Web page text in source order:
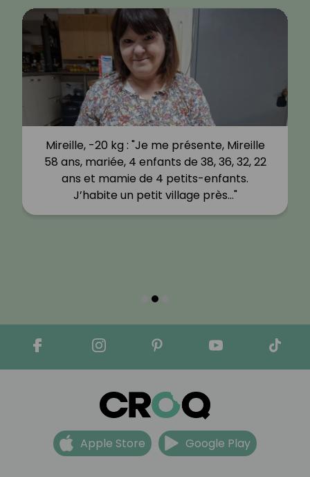
Mireille, -20 kg : "Je me présente, Mireille
58 ans, mariée, 4 enfants de 38, 36, 32, 22
ans et mamie de 4 petits-enfants.
J’habite un petit village près…"
Apple Store Google Play